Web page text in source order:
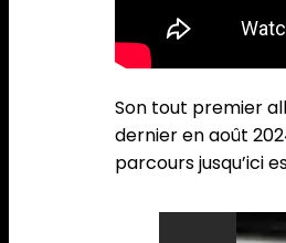
Son tout premier
dernier en août
parcours jusqu’ici